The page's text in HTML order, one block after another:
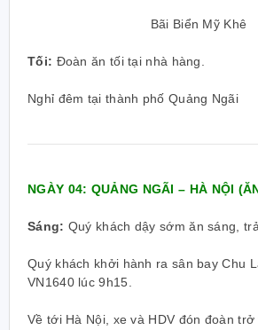
Bãi Biển Mỹ Khê
Tối: Đoàn ăn tối tại nhà hàng.
Nghỉ đêm tại thành phố Quảng Ngãi
NGÀY 04: QUẢNG NGÃI – HÀ NỘI
Sáng: Quý khách dậy sớm ăn sáng,
Quý khách khởi hành ra sân bay Chu
VN1640 lúc 9h15.
Về tới Hà Nội, xe và HDV đón đoàn